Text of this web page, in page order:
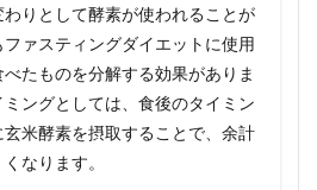
りとして酵素が使われることが
ァスティングダイエットに使用
たものを分解する効果がありま
ングとしては、食後のタイミン
米酵素を摂取することで、余計
なります。